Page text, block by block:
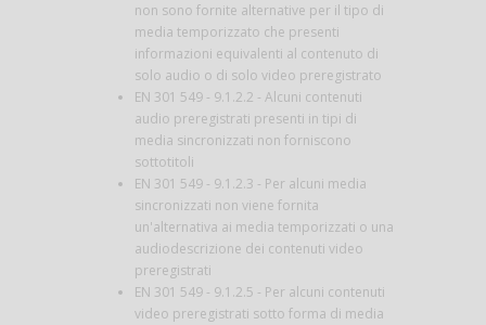
non sono fornite alternative per il tipo di
media temporizzato che presenti
informazioni equivalenti al contenuto di
solo audio o di solo video preregistrato
EN 301 549 - 9.1.2.2 - Alcuni contenuti
audio preregistrati presenti in tipi di
media sincronizzati non forniscono
sottotitoli
EN 301 549 - 9.1.2.3 - Per alcuni media
sincronizzati non viene fornita
un'alternativa ai media temporizzati o una
audiodescrizione dei contenuti video
preregistrati
EN 301 549 - 9.1.2.5 - Per alcuni contenuti
video preregistrati sotto forma di media